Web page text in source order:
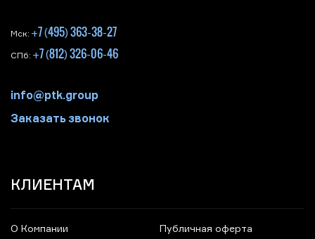
Мск: +7 (495) 363-38-27
СПб: +7 (812) 326-06-46
info@ptk.group
Заказать звонок
КЛИЕНТАМ
О Компании Публичная оферта